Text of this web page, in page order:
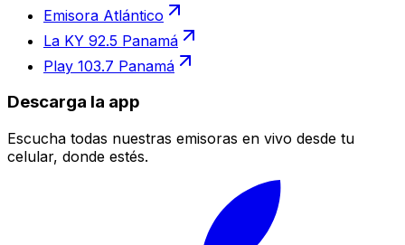
Emisora Atlántico
La KY 92.5 Panamá
Play 103.7 Panamá
Descarga la app
Escucha todas nuestras emisoras en vivo desde tu
celular, donde estés.